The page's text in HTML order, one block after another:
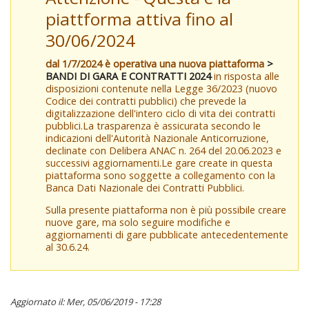
piattforma attiva fino al
30/06/2024
dal 1/7/2024 è operativa una nuova piattaforma >
BANDI DI GARA E CONTRATTI 2024in risposta alle
disposizioni contenute nella Legge 36/2023 (nuovo
Codice dei contratti pubblici) che prevede la
digitalizzazione dell'intero ciclo di vita dei contratti
pubblici.La trasparenza è assicurata secondo le
indicazioni dell'Autorità Nazionale Anticorruzione,
declinate con Delibera ANAC n. 264 del 20.06.2023 e
successivi aggiornamenti.Le gare create in questa
piattaforma sono soggette a collegamento con la
Banca Dati Nazionale dei Contratti Pubblici.
Sulla presente piattaforma non è più possibile creare
nuove gare, ma solo seguire modifiche e
aggiornamenti di gare pubblicate antecedentemente
al 30.6.24.
Aggiornato il: Mer, 05/06/2019 - 17:28